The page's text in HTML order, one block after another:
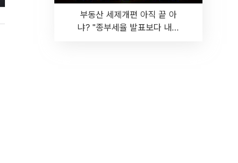
부동산 세제개편 아직 끝 아
냐? "종부세율 발표보다 내릴